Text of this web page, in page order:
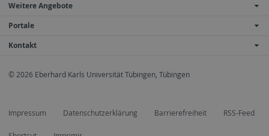
Weitere Angebote
Portale
Kontakt
© 2026 Eberhard Karls Universität Tübingen, Tübingen
Impressum Datenschutzerklärung Barrierefreiheit RSS-Feed